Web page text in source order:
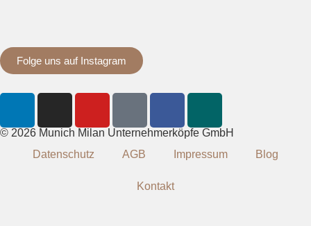
Folge uns auf Instagram
© 2026 Munich Milan Unternehmerköpfe GmbH
Datenschutz
AGB Impressum Blog
Kontakt